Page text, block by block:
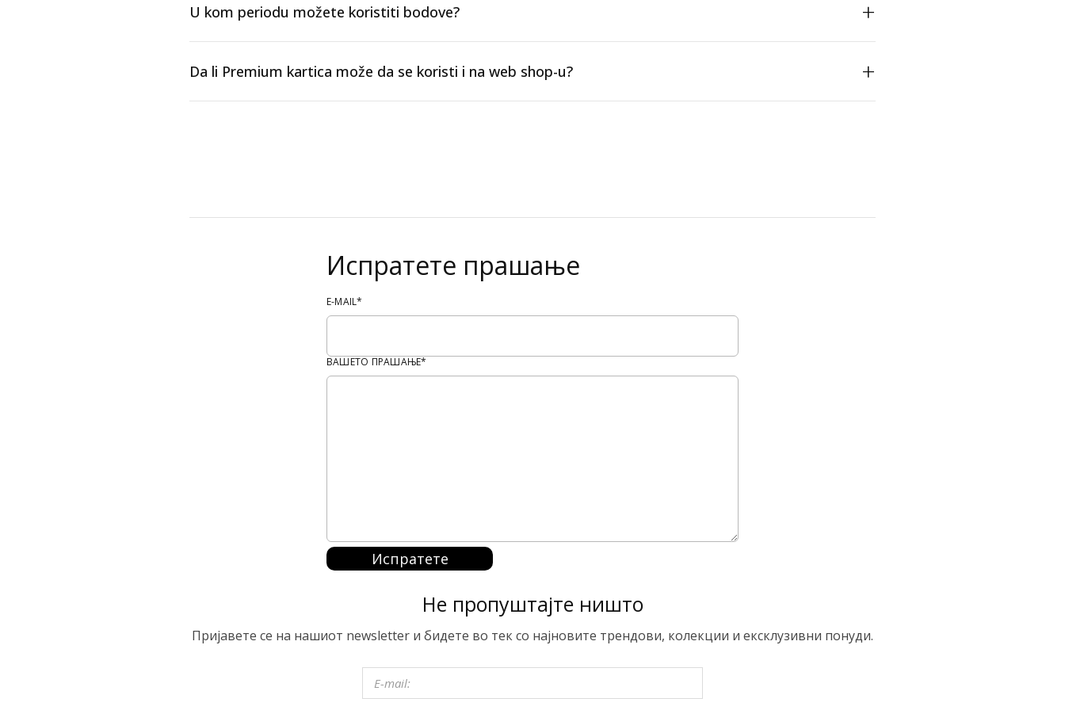
U kom periodu možete koristiti bodove?
Da li Premium kartica može da se koristi i na web shop-u?
Испратете прашање
E-MAIL*
ВАШЕТО ПРАШАЊЕ*
Испратете
Не пропуштајте ништо
Пријавете се на нашиот newsletter и бидете во тек со најновите трендови, колекции и ексклузивни понуди.